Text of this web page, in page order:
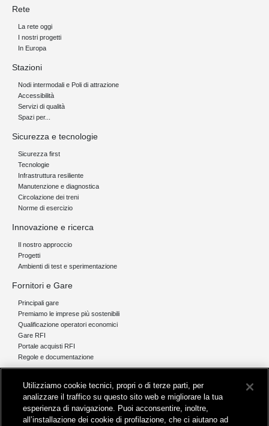
Rete
La rete oggi
I nostri progetti
In Europa
Stazioni
Nodi intermodali e Poli di attrazione
Accessibilità
Servizi di qualità
Spazi per...
Sicurezza e tecnologie
Sicurezza first
Tecnologie
Infrastruttura resiliente
Manutenzione e diagnostica
Circolazione dei treni
Norme di esercizio
Innovazione e ricerca
Il nostro approccio
Progetti
Ambienti di test e sperimentazione
Fornitori e Gare
Principali gare
Premiamo le imprese più sostenibili
Qualificazione operatori economici
Gare RFI
Portale acquisti RFI
Regole e documentazione
Comunicati stampa e news
Novità on line
Infomobilità
Utilizziamo cookie tecnici, propri o di terze parti, per
analizzare il traffico su questo sito web e migliorare la tua
esperienza di navigazione. Puoi acconsentire, inoltre,
all’installazione dei cookie di profilazione, che ci aiutano ad